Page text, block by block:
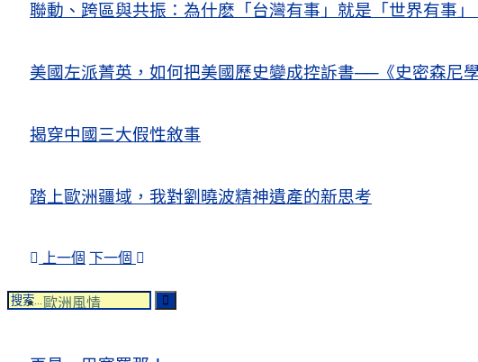
聯動、跨區與共振：為什麽「台灣有事」就是「世界有事
美國左派菁英，如何把美國歷史變成控訴書──《史密森尼
揭穿中國三大假性敘事
踏上歐洲疆域，我對劉曉波精神遺產的新思考
上一個 下一個
歐洲風情